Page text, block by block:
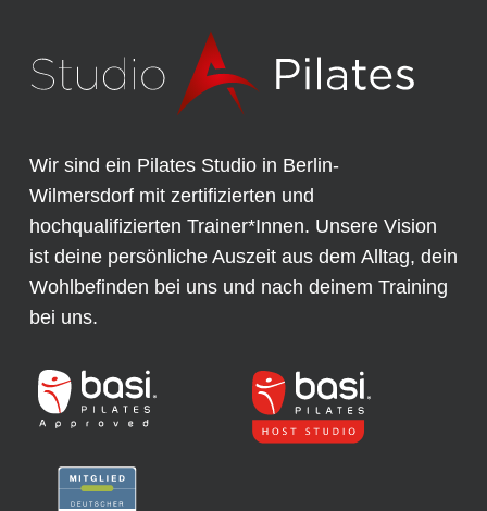
Wir sind ein Pilates Studio in Berlin-
Wilmersdorf mit zertifizierten und
hochqualifizierten Trainer*Innen. Unsere Vision
ist deine persönliche Auszeit aus dem Alltag, dein
Wohlbefinden bei uns und nach deinem Training
bei uns.